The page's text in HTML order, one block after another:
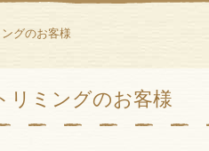
グのお客様
リミングのお客様